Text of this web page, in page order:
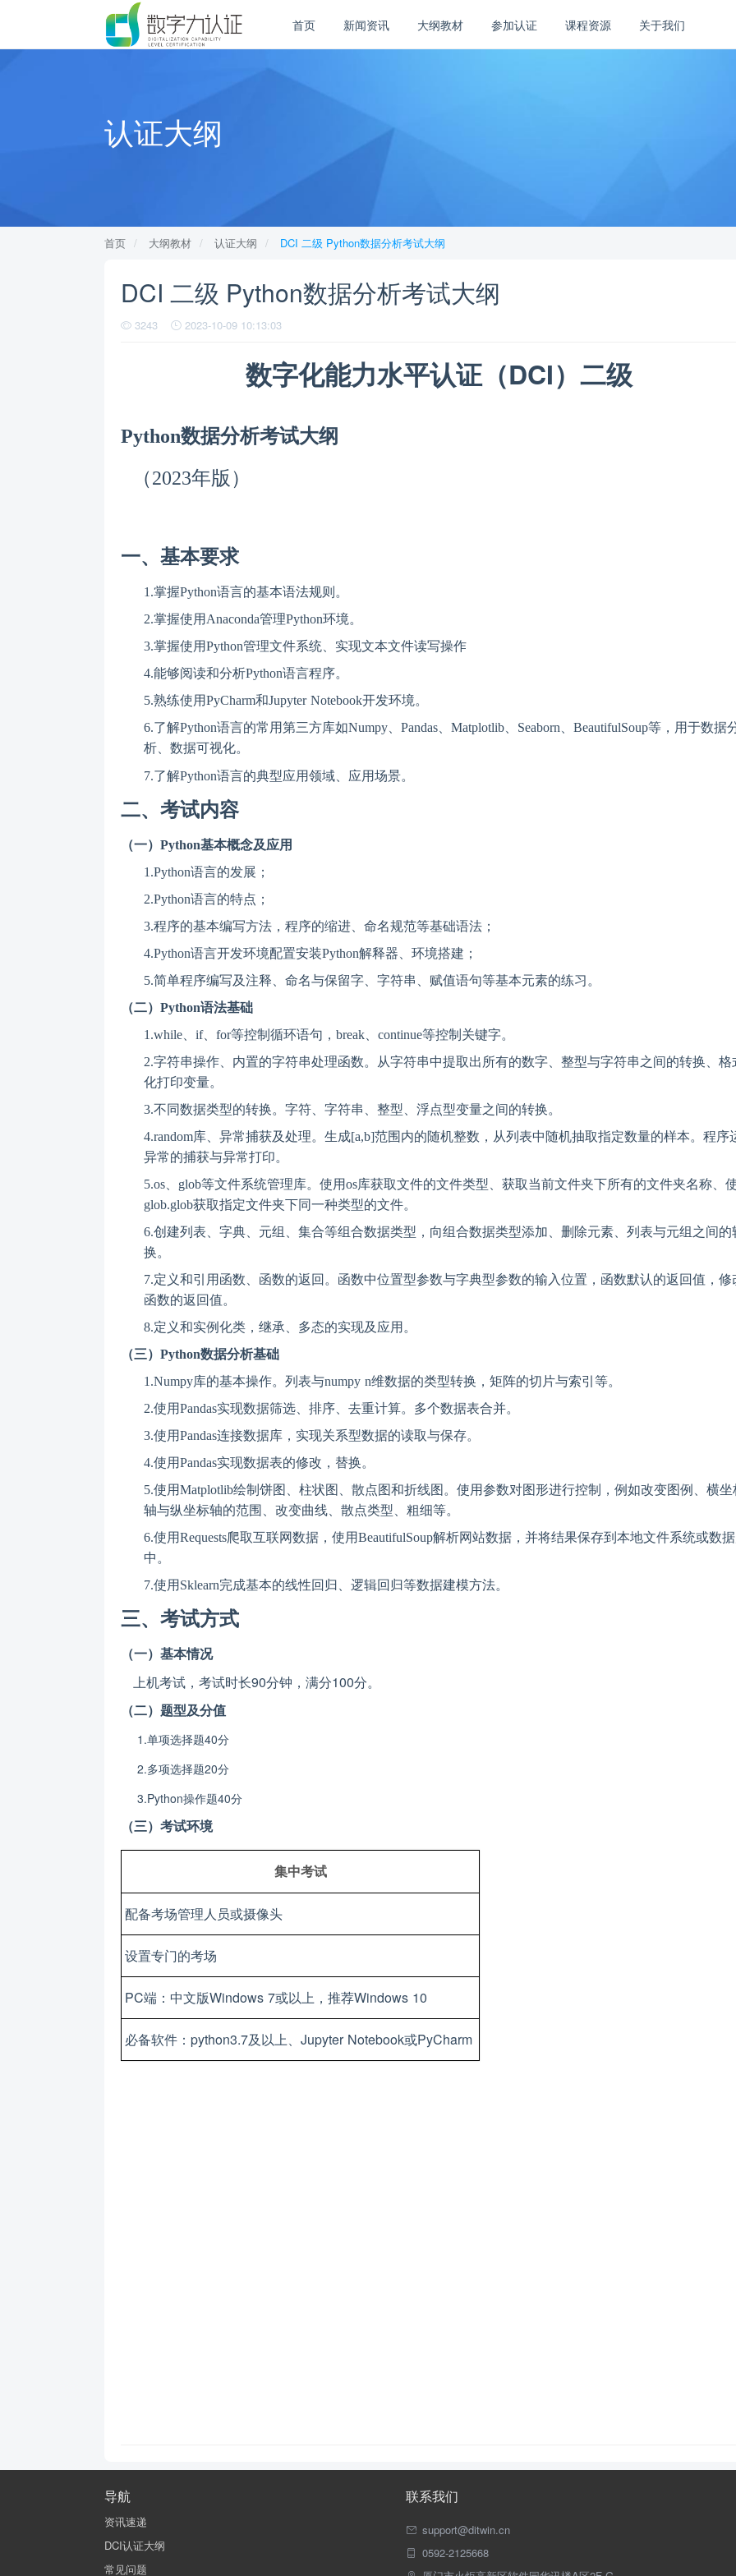
首页 新闻资讯 大纲教材 参加认证 课程资源 关于我们
认证大纲
首页 大纲教材 认证大纲 DCI 二级 Python数据分析考试大纲
DCI 二级 Python数据分析考试大纲
3243 2023-10-09 10:13:03
数字化能力水平认证（DCI）二级
Python数据分析考试大纲
（2023年版）
一、 基本要求
1.掌握Python语言的基本语法规则。
2.掌握使用 Anaconda管理Python环境。
3.掌握使用Python管理文件系统、实现文本文件读写操作
4.能够阅读和分析Python语言程序。
5.熟练使用PyCharm和Jupyter Notebook开发环境。
6.了解Python语言的常用第三方库如Numpy、Pandas、Matplotlib、Seaborn、BeautifulSoup等，用于数据
析、数据可视化。
7.了解Python语言的典型应用领域、应用场景。
二、考试内容
（一） Python基本概念及应用
1.Python语言的发展；
2.Python语言的特点；
3.程序的基本编写方法，程序的缩进、命名规范等基础语法；
4.Python语言开发环境配置安装Python解释器、环境搭建；
5.简单程序编写及注释、命名与保留字、字符串、赋值语句等基本元素的练习。
（二） Python语法基础
1.while、if、for等控制循环语句，break、continue等控制关键字。
2.字符串操作、内置的字符串处理函数。从字符串中提取出所有的数字、整型与字符串之间的转换、格
化打印变量。
3.不同数据类型的转换。字符、字符串、整型、浮点型变量之间的转换。
4.random库、异常捕获及处理。生成[a,b]范围内的随机整数，从列表中随机抽取指定数量的样本。程序
异常的捕获与异常打印。
5.os、glob等文件系统管理库。使用os库获取文件的文件类型、获取当前文件夹下所有的文件夹名称、
glob.glob获取指定文件夹下同一种类型的文件。
6.创建列表、字典、元组、集合等组合数据类型，向组合数据类型添加、删除元素、列表与元组之间的
换。
7.定义和引用函数、函数的返回。函数中位置型参数与字典型参数的输入位置，函数默认的返回值，修
函数的返回值。
8.定义和实例化类，继承、多态的实现及应用。
（三） Python数据分析基础
1.Numpy库的基本操作。列表与numpy n维数据的类型转换，矩阵的切片与索引等。
2.使用Pandas实现数据筛选、排序、去重计算。多个数据表合并。
3.使用Pandas连接数据库，实现关系型数据的读取与保存。
4.使用Pandas实现数据表的修改，替换。
5.使用Matplotlib绘制饼图、柱状图、散点图和折线图。使用参数对图形进行控制，例如改变图例、横坐
轴与纵坐标轴的范围、改变曲线、散点类型、粗细等。
6.使用Requests爬取互联网数据，使用BeautifulSoup解析网站数据，并将结果保存到本地文件系统或数
中。
7.使用Sklearn完成基本的线性回归、逻辑回归等数据建模方法。
三、 考试方式
（一） 基本情况
上机考试，考试时长90分钟，满分100分。
（二）题型及分值
1.单项选择题40分
2.多项选择题20分
3.Python操作题40分
（三） 考试环境
集中考试
配备考场管理人员或摄像头
设置专门的考场
PC端：中文版Windows 7或以上，推荐Windows 10
必备软件：python3.7及以上、Jupyter Notebook或PyCharm
导航
资讯速递
DCI认证大纲
常见问题
联系我们
support@ditwin.cn
0592-2125668